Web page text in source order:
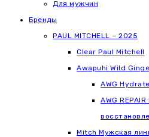
Для мужчин
Бренды
PAUL MITCHELL – 2025
Clear Paul Mitchell
Awapuhi Wild
AWG
AWG
Mitch Мужская